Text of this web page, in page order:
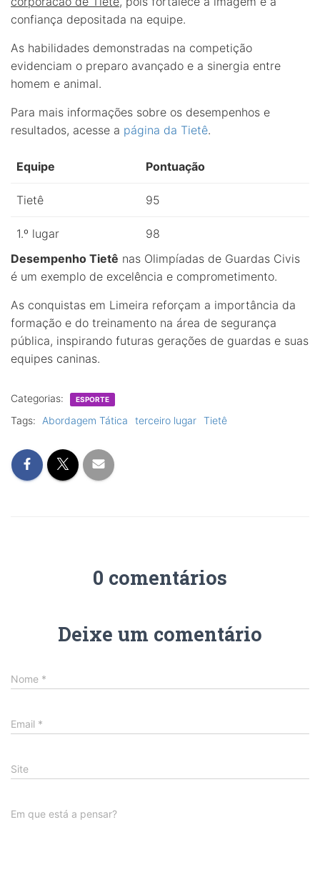
confiança depositada na equipe.
As habilidades demonstradas na competição
evidenciam o preparo avançado e a sinergia entre
homem e animal.
Para mais informações sobre os desempenhos e
resultados, acesse a página da Tietê.
Equipe Pontuação
Tietê 95
1.º lugar
98
Desempenho Tietê nas Olimpíadas de Guardas Civis
é um exemplo de excelência e comprometimento.
As conquistas em Limeira reforçam a importância da
formação e do treinamento na área de segurança
pública, inspirando futuras gerações de guardas e suas
equipes caninas.
Categorias: ESPORTE
Tags: Abordagem Tática terceiro lugar Tietê
0 comentários
Deixe um comentário
Nome *
Email *
Site
Em que está a pensar?